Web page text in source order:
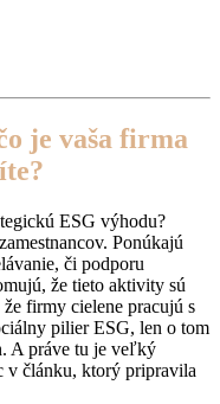
je vaša firma
ESG výhodu?
Ponúkajú
či podporu
že tieto aktivity sú
firmy cielene pracujú s
pilier ESG, len o tom
A práve tu je veľký
v článku, ktorý pripravila